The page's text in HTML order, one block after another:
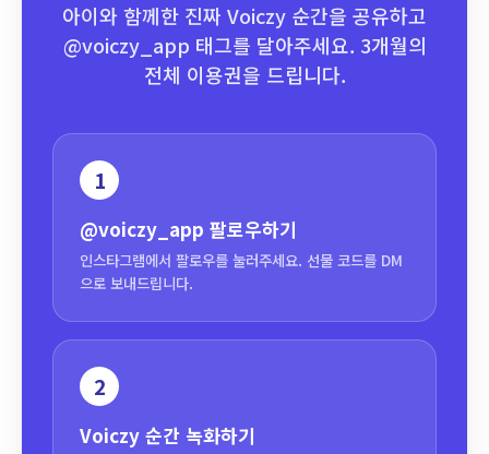
아이와 함께한 진짜 Voiczy 순간을 공유하고
@voiczy_app 태그를 달아주세요. 3개월의
전체 이용권을 드립니다.
1
@voiczy_app 팔로우하기
인스타그램에서 팔로우를 눌러주세요. 선물 코드를 DM
으로 보내드립니다.
2
Voiczy 순간 녹화하기